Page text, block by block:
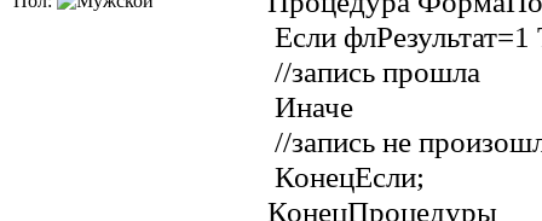
Если флРезультат=1
//запись прошла
Иначе
//запись не
КонецЕсли;
КонецПроцедуры